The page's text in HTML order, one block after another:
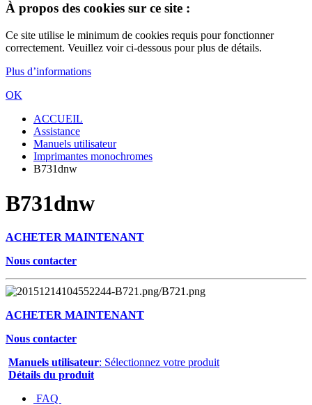
À propos des cookies sur ce site :
Ce site utilise le minimum de cookies requis pour fonctionner
correctement. Veuillez voir ci-dessous pour plus de détails.
Plus d’informations
OK
ACCUEIL
Assistance
Manuels utilisateur
Imprimantes monochromes
B731dnw
B731dnw
ACHETER MAINTENANT
Nous contacter
ACHETER MAINTENANT
Nous contacter
Manuels utilisateur: Sélectionnez votre produit
Détails du produit
FAQ